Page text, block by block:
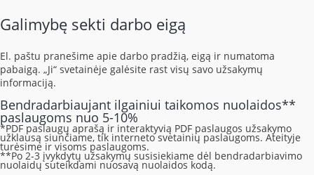
Galimybę sekti darbo eigą
El. paštu pranešime apie darbo pradžią, eigą ir numatoma
pabaigą. „Ji“ svetainėje galėsite rast visų savo užsakymų
informaciją.
Bendradarbiaujant ilgainiui taikomos nuolaidos**
paslaugoms nuo 5-10%
*PDF paslaugų aprašą ir interaktyvią PDF paslaugos užsakymo
užklausą siunčiame, tik interneto svetainių paslaugoms. Ateityje
turėsime ir visoms paslaugoms.
**Po 2-3 įvykdytų užsakymų susisiekiame dėl bendradarbiavimo
nuolaidų suteikdami nuosavą nuolaidos kodą.